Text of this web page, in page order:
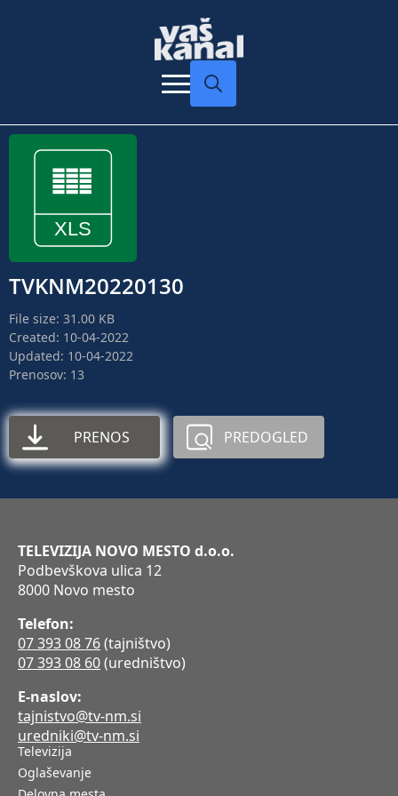
TVKNM20220130
File size: 31.00 KB
Created: 10-04-2022
Updated: 10-04-2022
Prenosov: 13
PRENOS PREDOGLED
TELEVIZIJA NOVO MESTO d.o.o.
Podbevškova ulica 12
8000 Novo mesto
Telefon:
07 393 08 76(tajništvo)
07 393 08 60(uredništvo)
E-naslov:
tajnistvo@tv-nm.si
uredniki@tv-nm.si
Televizija
Oglaševanje